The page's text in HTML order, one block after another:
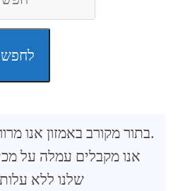
לחפש
בתור מקורב באמזון אנו מרוויחים מרכישות מעולות.
אנו מקבלים עמלה על
שלנו ללא